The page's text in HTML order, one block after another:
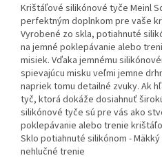
Krištáľové silikónové tyče Meinl
perfektným doplnkom pre vaše
Vyrobené zo skla, potiahnuté
na jemné poklepávanie alebo
misiek. Vďaka jemnému
spievajúcu misku veľmi jemne
napriek tomu detailné zvuky. Ak
tyč, ktorá dokáže dosiahnuť
silikónové tyče sú pre vás ako
poklepávanie alebo trenie
Sklo potiahnuté silikónom -
nehlučné trenie